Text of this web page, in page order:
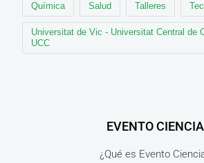
Química Salud Talleres
Universitat de Vic - Universitat Central de
UCC
EVENTO CIENCIA
¿Qué es Evento